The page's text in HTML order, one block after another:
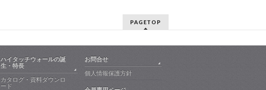
PAGETOP
ハイタッチウォールの誕
生・特長
カタログ・資料ダウンロ
ード
お問合せ
個人情報保護方針